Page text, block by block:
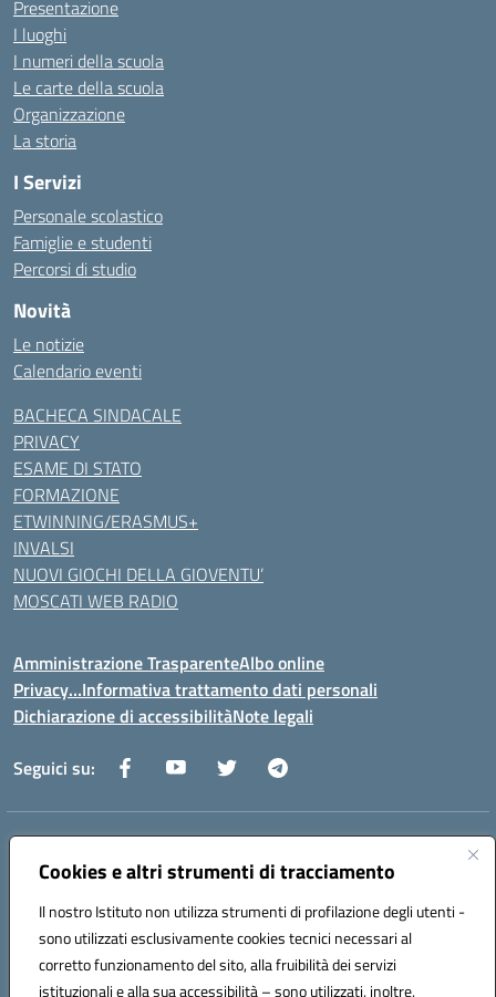
Cookies e altri strumenti di tracciamento
Il nostro Istituto non utilizza strumenti di profilazione degli utenti -
sono utilizzati esclusivamente cookies tecnici necessari al
corretto funzionamento del sito, alla fruibilità dei servizi
istituzionali e alla sua accessibilità – sono utilizzati, inoltre,
Presentazione
I luoghi
I numeri della scuola
Le carte della scuola
Organizzazione
La storia
I Servizi
Personale scolastico
Famiglie e studenti
Percorsi di studio
Novità
Le notizie
Calendario eventi
BACHECA SINDACALE
PRIVACY
ESAME DI STATO
FORMAZIONE
ETWINNING/ERASMUS+
INVALSI
NUOVI GIOCHI DELLA GIOVENTU’
MOSCATI WEB RADIO
Amministrazione TrasparenteAlbo online
Privacy…Informativa trattamento dati personali
Dichiarazione di accessibilitàNote legali
Seguici su:
Indirizzo:Via della Repubblica 84098 – Pontecagnano Faiano (SA)
Centralino:089 201032 Email:saic88800v@istruzione.it
Codice fiscale: 80028930651
Codice meccanografico:
saic88800v
Codice unico di fatturazione (CUF): UFLEGP